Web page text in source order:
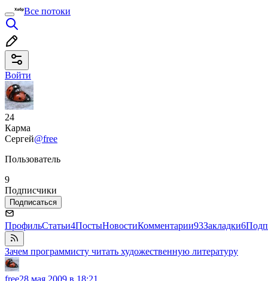
Все потоки
Войти
24
Карма
Сергей@free
Пользователь
9
Подписчики
Подписаться
ПрофильСтатьи4ПостыНовостиКомментарии93Закладки6
Зачем программисту читать художественную литературу
free28 мая 2009 в 18:21